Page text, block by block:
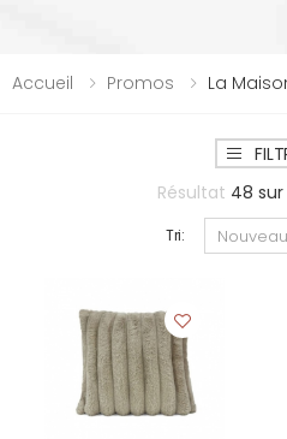
Accueil Promos La
Résultat 48 sur
Tri: